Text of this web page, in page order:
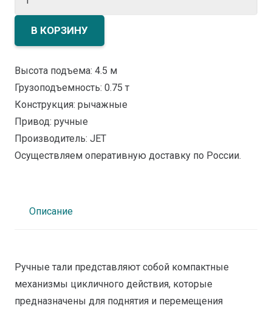
Таль
рычажная
4.5
JET
Тайвань
В КОРЗИНУ
Высота подъема: 4.5 м
Грузоподъемность: 0.75 т
Конструкция: рычажные
Привод: ручные
Производитель: JET
Осуществляем оперативную доставку по России.
Описание
Ручные тали представляют собой компактные
механизмы цикличного действия, которые
предназначены для поднятия и перемещения